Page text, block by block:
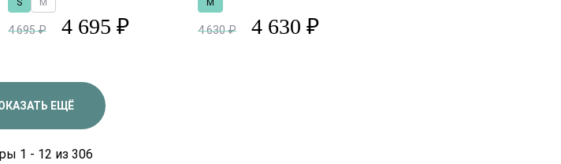
4 695 ₽ 4 695 ₽ 4 630 ₽ 4 630 ₽
ЕЩЁ
1 - 12 из 306